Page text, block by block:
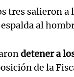
tres salieron a
al
detener a
de la